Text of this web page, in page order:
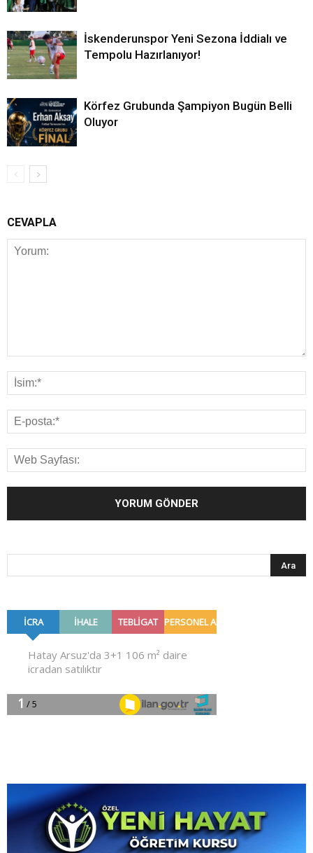
İskenderunspor Yeni Sezona İddialı ve
Tempolu Hazırlanıyor!
Körfez Grubunda Şampiyon Bugün Belli
Oluyor
CEVAPLA